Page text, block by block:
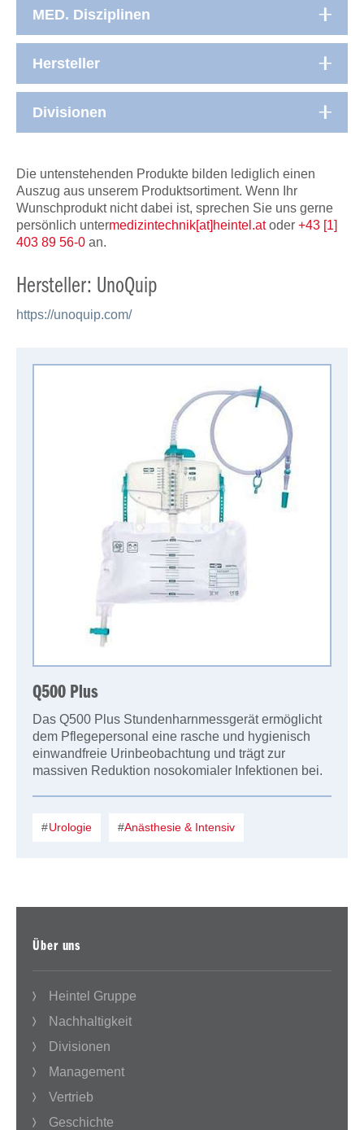
MED. Disziplinen
Hersteller
Divisionen
Die untenstehenden Produkte bilden lediglich einen
Auszug aus unserem Produktsortiment. Wenn Ihr
Wunschprodukt nicht dabei ist, sprechen Sie uns gerne
persönlich untermedizintechnik[at]heintel.atoder +43 [1]
403 89 56-0 an.
Hersteller: UnoQuip
https://unoquip.com/
Q500 Plus
Das Q500 Plus Stundenharnmessgerät ermöglicht
dem Pflegepersonal eine rasche und hygienisch
einwandfreie Urinbeobachtung und trägt zur
massiven Reduktion nosokomialer Infektionen bei.
Urologie Anästhesie & Intensiv
Über uns
Heintel Gruppe
Nachhaltigkeit
Divisionen
Management
Vertrieb
Geschichte